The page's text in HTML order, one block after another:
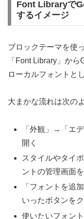
Font Libraryで
するイメージ
ブロックテーマを使
「Font Library」か
ローカルフォントと
大まかな流れは次の
「外観」→「エ
開く
スタイルやタイ
ントの管理画面
「フォントを追
いったボタンを
使いたいフォン